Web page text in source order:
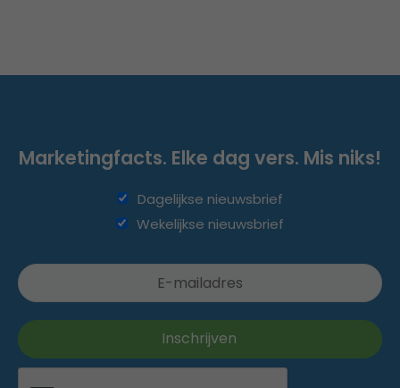
Marketingfacts. Elke dag vers. Mis niks!
Dagelijkse nieuwsbrief
Wekelijkse nieuwsbrief